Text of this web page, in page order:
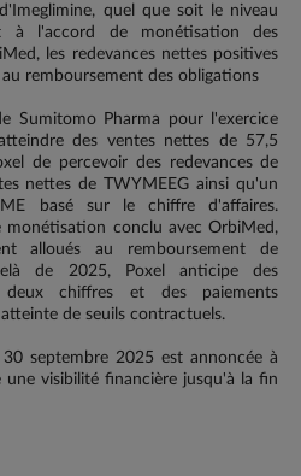
quel que soit le niveau
à l'accord de monétisation des
les redevances nettes positives
remboursement des obligations
Sumitomo Pharma pour l'exercice
des ventes nettes de 57,5
de percevoir des redevances de
nettes de TWYMEEG ainsi qu'un
basé sur le chiffre d'affaires.
conclu avec OrbiMed,
alloués au remboursement de
de 2025, Poxel anticipe des
deux chiffres et des paiements
de seuils contractuels.
septembre 2025 est annoncée à
une visibilité financière jusqu'à la fin